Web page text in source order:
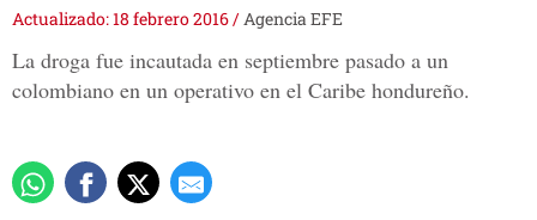
Actualizado: 18 febrero 2016/Agencia EFE
La droga fue incautada en septiembre pasado a un
colombiano en un operativo en el Caribe hondureño.